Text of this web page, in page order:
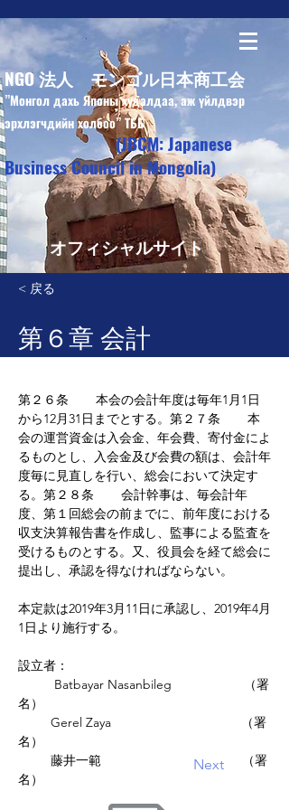
NGO 法人 モンゴル日本商工会
”Монгол дахь Японы худалдаа, аж үйлдвэр
эрхлэгчдийн холбоо” ТББ
(JBCM: Japanese
Business Council in Mongolia)
オフィシャルサイト
< 戻る
第６章 会計
Previous Next
第２６条    　本会の会計年度は毎年1月1日
から12月31日までとする。第２７条    　本
会の運営資金は入会金、年会費、寄付金によ
るものとし、入会金及び会費の額は、会計年
度毎に見直しを行い、総会において決定す
る。第２８条    　会計幹事は、毎会計年
度、第１回総会の前までに、前年度における
収支決算報告書を作成し、監事による監査を
受けるものとする。又、役員会を経て総会に
提出し、承認を得なければならない。
本定款は2019年3月11日に承認し、2019年4月
1日より施行する。
設立者：
Batbayar Nasanbileg                    （署
名）
Gerel Zaya                                    （署
名）
藤井一範                                       （署
名）